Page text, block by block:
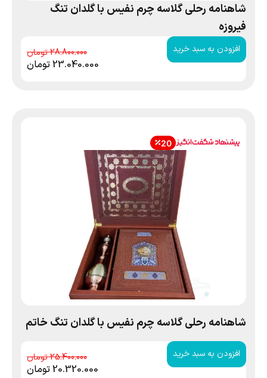
شاهنامه رحلی گلاسه چرم نفیس با گلدان تنگ
فیروزه
افزودن به سبد خرید 28.800.000
23.040.000تومان
20
شاهنامه رحلی گلاسه چرم نفیس با گلدان تنگ خاتم
افزودن به سبد خرید 25.400.000
20.320.000تومان